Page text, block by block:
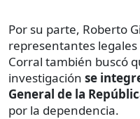
Por su parte, Roberto
representantes
Corral también buscó
investigación se
General de la
por la dependencia.